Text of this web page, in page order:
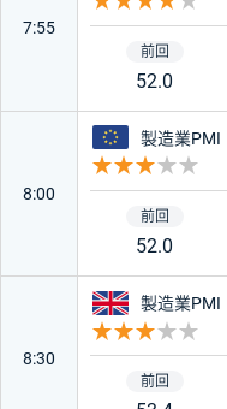
7:55
52.0
8:00
ユーロ
製造業PMI
52.0
8:30
イギリス
製造業PMI